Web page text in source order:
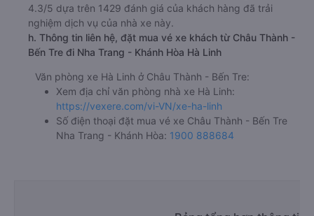
4.3/5 dựa trên 1429 đánh giá của khách hàng đã trải
nghiệm dịch vụ của nhà xe này.
h. Thông tin liên hệ, đặt mua vé xe khách từ Châu Thành -
Bến Tre đi Nha Trang - Khánh Hòa Hà Linh
Văn phòng xe Hà Linh ở Châu Thành - Bến Tre:
Xem địa chỉ văn phòng nhà xe Hà Linh:
https://vexere.com/vi-VN/xe-ha-linh
Số điện thoại đặt mua vé xe Châu Thành - Bến Tre
Nha Trang - Khánh Hòa: 1900 888684